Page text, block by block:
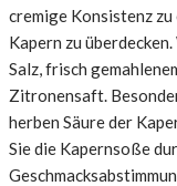
cremige Konsistenz zu
Kapern zu
Salz, frisch
Zitronensaft.
herben Säure der
Sie die Kapernsoße